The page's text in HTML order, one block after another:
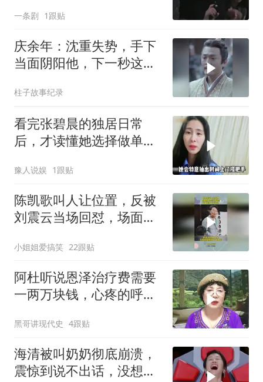
一条剧 1跟贴
庆余年：沈重失势，手下
当面阴阳他，下一秒这幕
柱子故事纪录
看完张碧晨的独居日常
后，才读懂她选择做单亲
豫人说娱 1跟贴
陈凯歌叫人让位置，反被
刘震云当场回怼，场面尬
小姐姐爱搞笑 22跟贴
阿杜听说恩泽治疗费需要
一两万块钱，心疼的呼吸
黑哥讲现代史 4跟贴
海清被叫奶奶彻底崩溃，
震惊到说不出话，没想到